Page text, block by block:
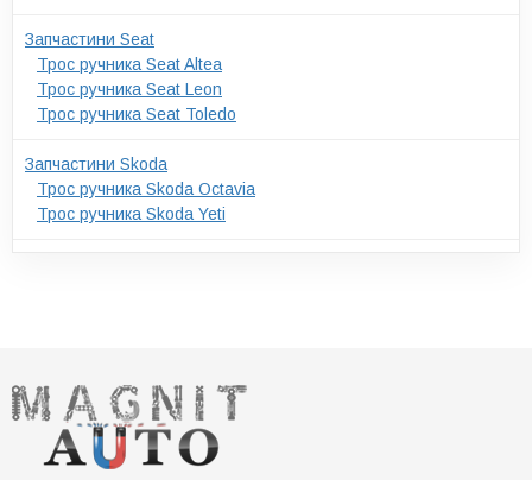
Запчастини Seat
Трос ручника Seat Altea
Трос ручника Seat Leon
Трос ручника Seat Toledo
Запчастини Skoda
Трос ручника Skoda Octavia
Трос ручника Skoda Yeti